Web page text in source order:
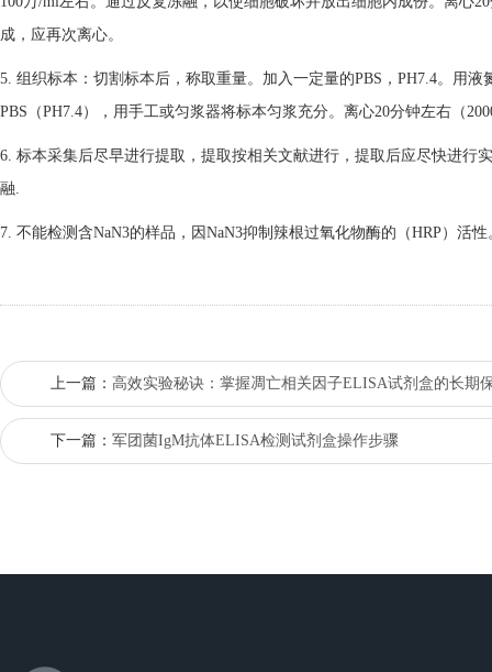
成，应再次离心。
5. 组织标本：切割标本后，称取重量。加入一定量的PBS，PH7.4。用
PBS（PH7.4），用手工或匀浆器将标本匀浆充分。离心20分钟左右（
6. 标本采集后尽早进行提取，提取按相关文献进行，提取后应尽快进
融.
7. 不能检测含NaN3的样品，因NaN3抑制辣根过氧化物酶的（HRP）活性
上一篇： 高效实验秘诀：掌握凋亡相关因子ELISA试剂盒的长期
下一篇： 军团菌IgM抗体ELISA检测试剂盒操作步骤